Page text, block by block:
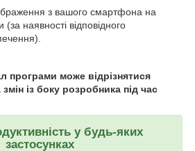
з вашого смартфона на
(за наявності відповідного
програми може відрізнятися
із боку розробника під час
у будь-яких
застосунках